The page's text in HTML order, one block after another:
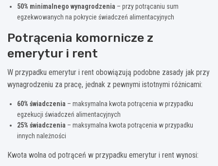
50% minimalnego wynagrodzenia – przy potrącaniu sum
egzekwowanych na pokrycie świadczeń alimentacyjnych
Potrącenia komornicze z
emerytur i rent
W przypadku emerytur i rent obowiązują podobne zasady jak przy
wynagrodzeniu za pracę, jednak z pewnymi istotnymi różnicami:
60% świadczenia – maksymalna kwota potrącenia w przypadku
egzekucji świadczeń alimentacyjnych
25% świadczenia – maksymalna kwota potrącenia w przypadku
innych należności
Kwota wolna od potrąceń w przypadku emerytur i rent wynosi: